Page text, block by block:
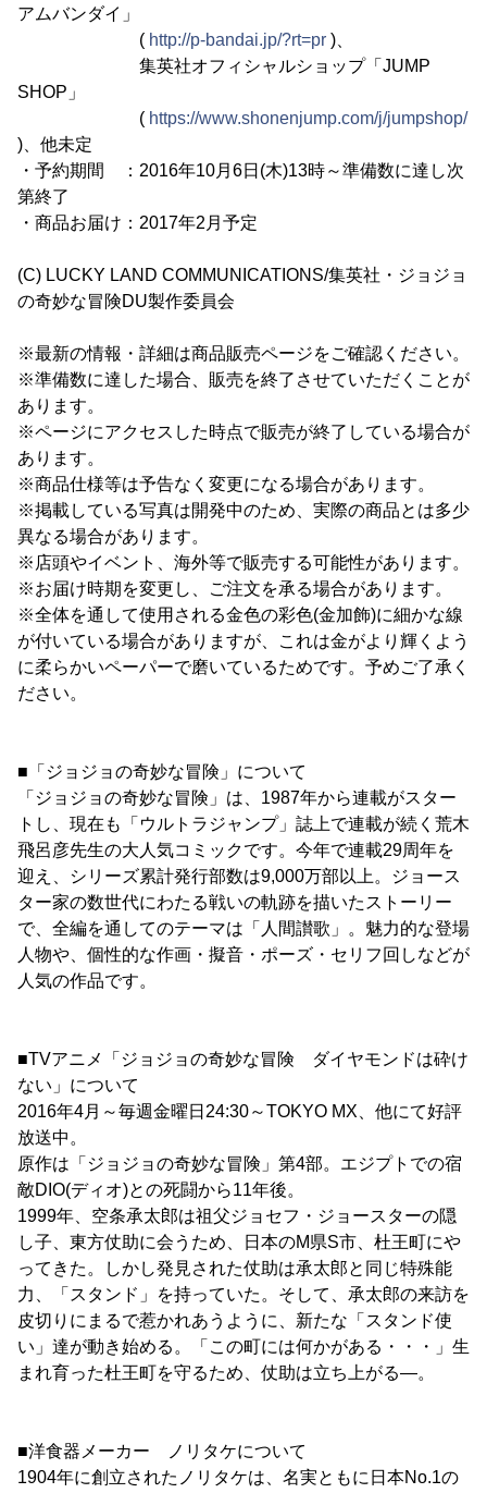
アムバンダイ」
( http://p-bandai.jp/?rt=pr )、
集英社オフィシャルショップ「JUMP
SHOP」
( https://www.shonenjump.com/j/jumpshop/
)、他未定
・予約期間 ：2016年10月6日(木)13時～準備数に達し次
第終了
・商品お届け：2017年2月予定
(C) LUCKY LAND COMMUNICATIONS/集英社・ジョジョ
の奇妙な冒険DU製作委員会
※最新の情報・詳細は商品販売ページをご確認ください。
※準備数に達した場合、販売を終了させていただくことが
あります。
※ページにアクセスした時点で販売が終了している場合が
あります。
※商品仕様等は予告なく変更になる場合があります。
※掲載している写真は開発中のため、実際の商品とは多少
異なる場合があります。
※店頭やイベント、海外等で販売する可能性があります。
※お届け時期を変更し、ご注文を承る場合があります。
※全体を通して使用される金色の彩色(金加飾)に細かな線
が付いている場合がありますが、これは金がより輝くよう
に柔らかいペーパーで磨いているためです。予めご了承く
ださい。
■「ジョジョの奇妙な冒険」について
「ジョジョの奇妙な冒険」は、1987年から連載がスター
トし、現在も「ウルトラジャンプ」誌上で連載が続く荒木
飛呂彦先生の大人気コミックです。今年で連載29周年を
迎え、シリーズ累計発行部数は9,000万部以上。ジョース
ター家の数世代にわたる戦いの軌跡を描いたストーリー
で、全編を通してのテーマは「人間讃歌」。魅力的な登場
人物や、個性的な作画・擬音・ポーズ・セリフ回しなどが
人気の作品です。
■TVアニメ「ジョジョの奇妙な冒険 ダイヤモンドは砕け
ない」について
2016年4月～毎週金曜日24:30～TOKYO MX、他にて好評
放送中。
原作は「ジョジョの奇妙な冒険」第4部。エジプトでの宿
敵DIO(ディオ)との死闘から11年後。
1999年、空条承太郎は祖父ジョセフ・ジョースターの隠
し子、東方仗助に会うため、日本のM県S市、杜王町にや
ってきた。しかし発見された仗助は承太郎と同じ特殊能
力、「スタンド」を持っていた。そして、承太郎の来訪を
皮切りにまるで惹かれあうように、新たな「スタンド使
い」達が動き始める。「この町には何かがある・・・」生
まれ育った杜王町を守るため、仗助は立ち上がる―。
■洋食器メーカー ノリタケについて
1904年に創立されたノリタケは、名実ともに日本No.1の